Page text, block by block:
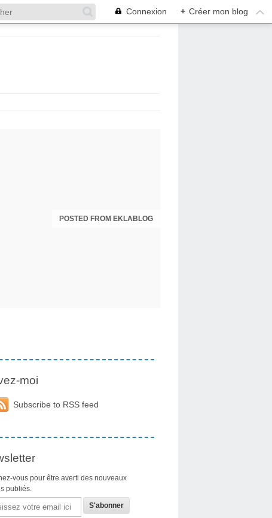
Connexion + Créer mon blog
POSTED FROM EKLABLOG
moi
Subscribe to RSS feed
vous pour être averti des nouveaux
publiés.